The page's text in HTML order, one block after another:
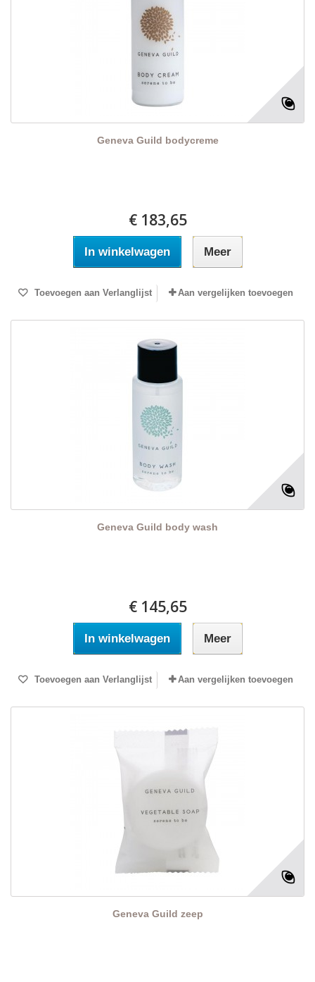
Geneva Guild bodycreme
€ 183,65
In winkelwagen Meer
Toevoegen aan Verlanglijst Aan vergelijken toevoegen
Geneva Guild body wash
€ 145,65
In winkelwagen Meer
Toevoegen aan Verlanglijst Aan vergelijken toevoegen
Geneva Guild zeep